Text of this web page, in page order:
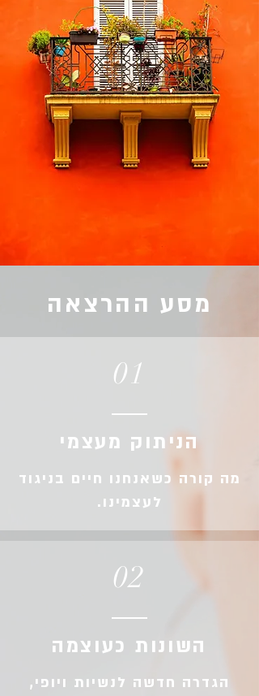
מסע ההרצאה
01
הניתוק מעצמי
מה קורה כשאנחנו חיים בניגוד
לעצמינו.
02
השונות כעוצמה
הגדרה חדשה לנשיות ויופי,